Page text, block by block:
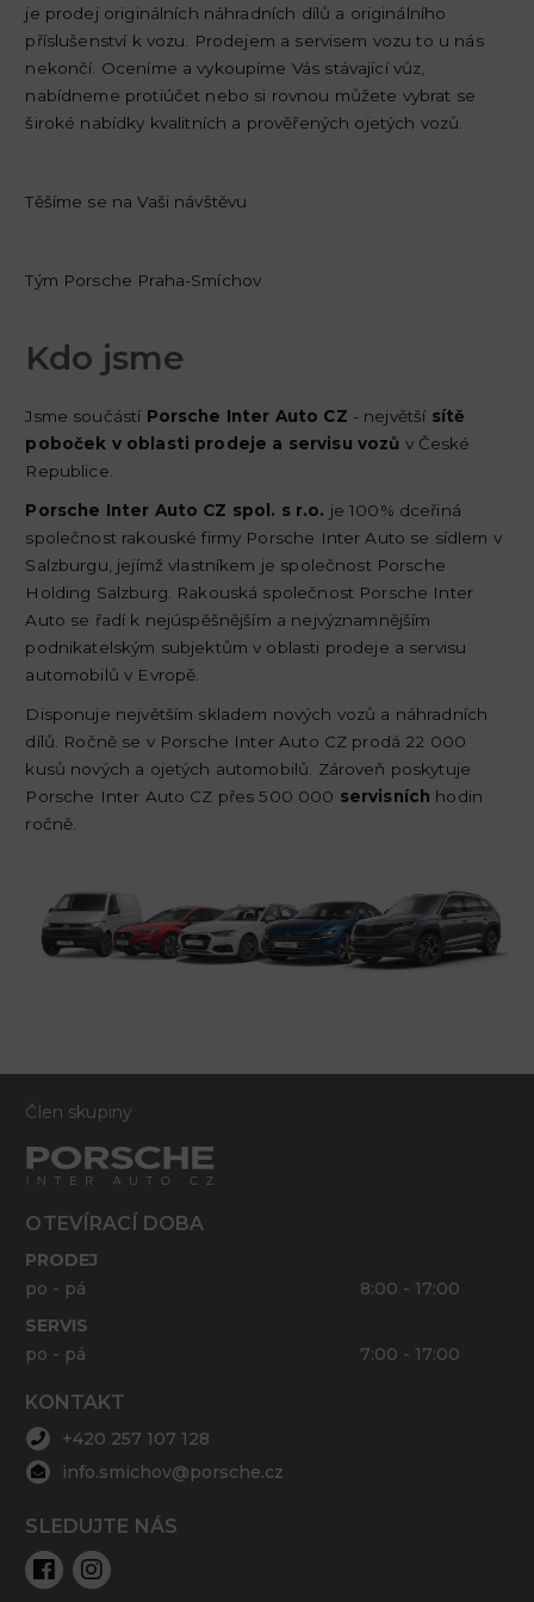
je prodej originálních náhradních dílů a originálního
příslušenství k vozu. Prodejem a servisem vozu to u nás
nekončí. Oceníme a vykoupíme Vás stávající vůz,
nabídneme protiúčet nebo si rovnou můžete vybrat se
široké nabídky kvalitních a prověřených ojetých vozů.
Těšíme se na Vaši návštěvu
Tým Porsche Praha-Smíchov
Kdo jsme
Jsme součástí Porsche Inter Auto CZ - největší sítě
poboček v oblasti prodeje a servisu vozů v České
Republice.
Porsche Inter Auto CZ spol. s r.o. je 100% dceřiná
společnost rakouské firmy Porsche Inter Auto se sídlem v
Salzburgu, jejímž vlastníkem je společnost Porsche
Holding Salzburg. Rakouská společnost Porsche Inter
Auto se řadí k nejúspěšnějším a nejvýznamnějším
podnikatelským subjektům v oblasti prodeje a servisu
automobilů v Evropě.
Disponuje největším skladem nových vozů a náhradních
dílů. Ročně se v Porsche Inter Auto CZ prodá 22 000
kusů nových a ojetých automobilů. Zároveň poskytuje
Porsche Inter Auto CZ přes 500 000 servisních hodin
ročně.
Člen skupiny
OTEVÍRACÍ DOBA
PRODEJ
po - pá
8:00 - 17:00
SERVIS
po - pá
7:00 - 17:00
KONTAKT
+420 257 107 128
info.smichov@porsche.cz
SLEDUJTE NÁS